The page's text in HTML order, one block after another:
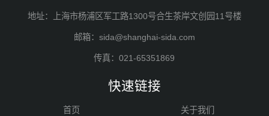
地址：上海市杨浦区军工路1300号合生茶岸文创园11号楼
邮箱：sida@shanghai-sida.com
传真：021-65351869
快速链接
首页 关于我们